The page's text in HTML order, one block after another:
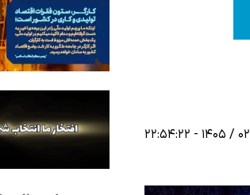
در دبی متناسب با شرایط جدید تصمیم‌گیری می‌شود